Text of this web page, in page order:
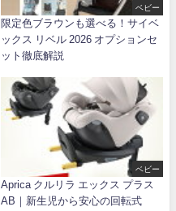
ベビー
限定色ブラウンも選べる！サイベ
ックス リベル 2026 オプションセ
ット徹底解説
ベビー
Aprica クルリラ エックス プラス
AB｜新生児から安心の回転式